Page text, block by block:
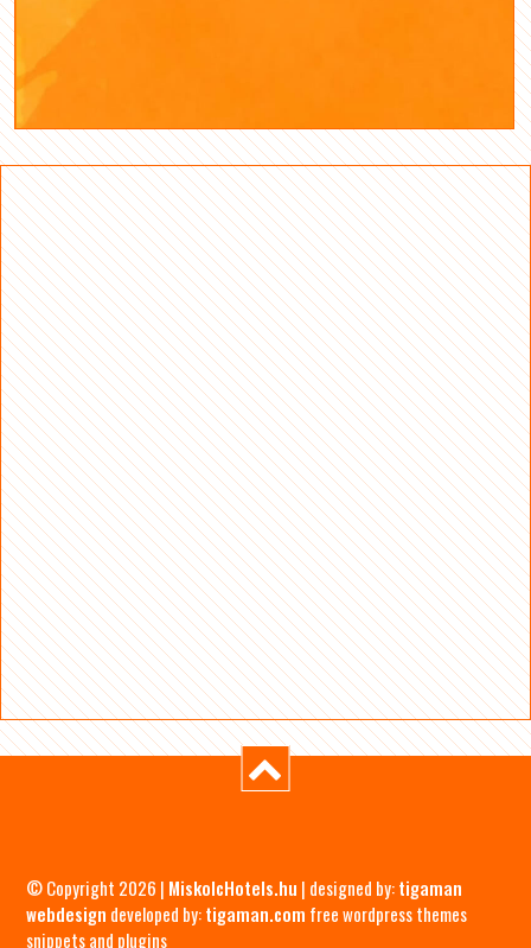
© Copyright 2026 | MiskolcHotels.hu | designed by:tigaman
webdesign developed by:tigaman.com free wordpress themes
snippets and plugins